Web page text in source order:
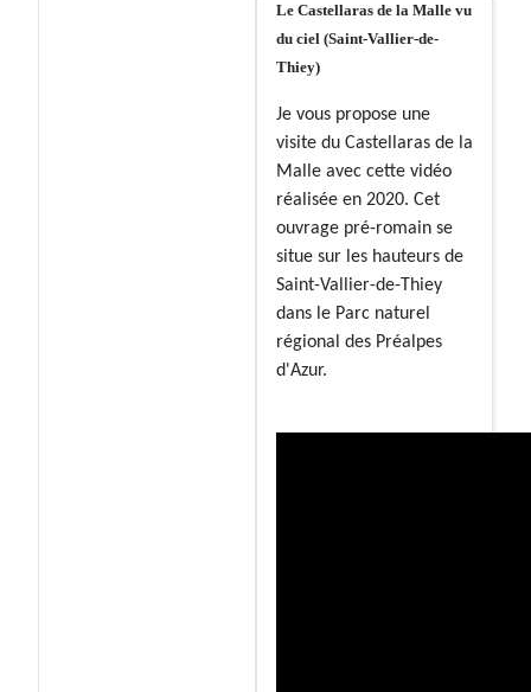
Le Castellaras de la Malle vu
du ciel (Saint-Vallier-de-
Thiey)
Je vous propose une
visite du Castellaras de la
Malle avec cette vidéo
réalisée en 2020. Cet
ouvrage pré-romain se
situe sur les hauteurs de
Saint-Vallier-de-Thiey
dans le Parc naturel
régional des Préalpes
d'Azur.